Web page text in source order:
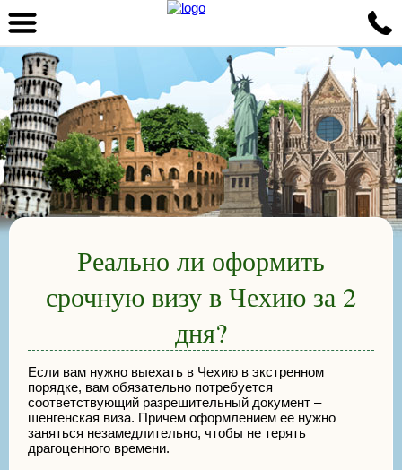
Реально ли оформить
срочную визу в Чехию за 2
дня?
Если вам нужно выехать в Чехию в экстренном
порядке, вам обязательно потребуется
соответствующий разрешительный документ –
шенгенская виза. Причем оформлением ее нужно
заняться незамедлительно, чтобы не терять
драгоценного времени.